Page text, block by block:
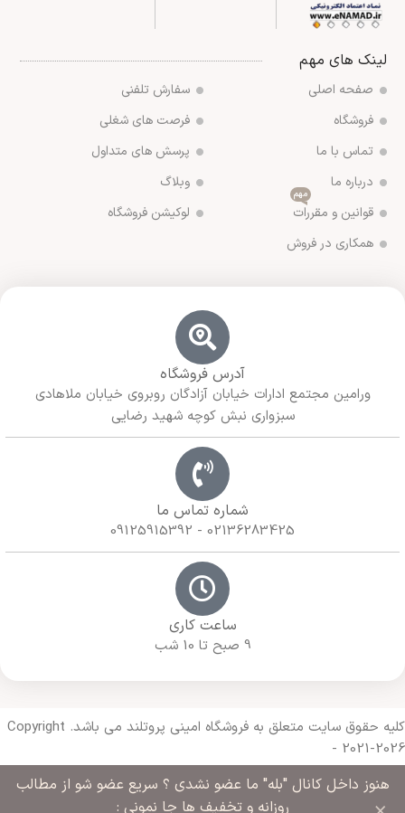
لینک های مهم
صفحه اصلی
فروشگاه
تماس با ما
درباره ما
قوانین و مقررات
مهم
همکاری در فروش
سفارش تلفنی
فرصت های شغلی
پرسش های متداول
وبلاگ
لوکیشن فروشگاه
آدرس فروشگاه
ورامین مجتمع ادارات خیابان آزادگان روبروی خیابان ملاهادی
سبزواری نبش کوچه شهید رضایی
شماره تماس ما
02136283425 - 09125915392
ساعت کاری
9 صبح تا 10 شب
کلیه حقوق سایت متعلق به فروشگاه امینی پروتلند می باشد. Copyright
- 2021-2026
Made with 🔥 By Armazda Web
هنوز داخل کانال "بله" ما عضو نشدی ؟ سریع عضو شو از مطالب
روزانه و تخفیف ها جا نمونی :